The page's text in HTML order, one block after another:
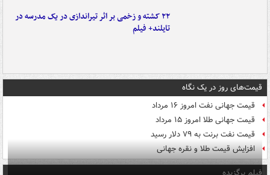
۲۲ کشته و زخمی بر اثر تیراندازی در یک مدرسه در
تایلند+ فیلم
قیمت‌های روز در یک نگاه
قیمت جهانی نفت امروز ۱۶ مرداد
قیمت جهانی طلا امروز ۱۵ مرداد
قیمت نفت برنت به ۷۹ دلار رسید
افزایش قیمت طلا و نقره جهانی